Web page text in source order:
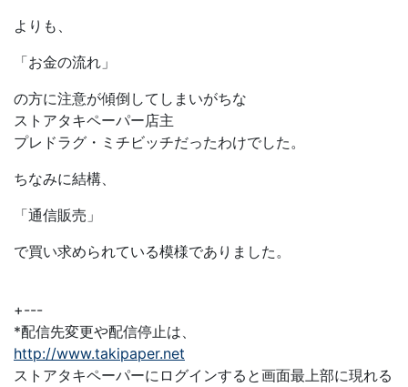
よりも、
「お金の流れ」
の方に注意が傾倒してしまいがちな
ストアタキペーパー店主
プレドラグ・ミチビッチだったわけでした。
ちなみに結構、
「通信販売」
で買い求められている模様でありました。
+---
*配信先変更や配信停止は、
http://www.takipaper.net
ストアタキペーパーにログインすると画面最上部に現れる